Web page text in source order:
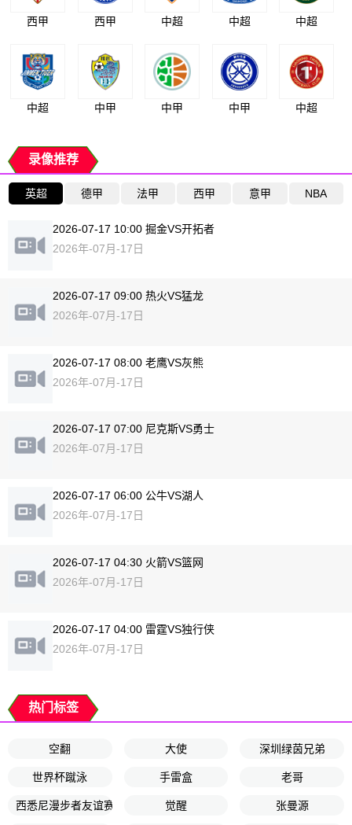
西甲 西甲 中超 中超 中超
中超 中甲 中甲 中甲 中超
录像推荐
英超 德甲 法甲 西甲 意甲 NBA
2026-07-17 10:00 掘金VS开拓者
2026年-07月-17日
2026-07-17 09:00 热火VS猛龙
2026年-07月-17日
2026-07-17 08:00 老鹰VS灰熊
2026年-07月-17日
2026-07-17 07:00 尼克斯VS勇士
2026年-07月-17日
2026-07-17 06:00 公牛VS湖人
2026年-07月-17日
2026-07-17 04:30 火箭VS篮网
2026年-07月-17日
2026-07-17 04:00 雷霆VS独行侠
2026年-07月-17日
热门标签
空翻 大使 深圳绿茵兄弟
世界杯蹴泳 手雷盒 老哥
西悉尼漫步者友谊赛 觉醒 张曼源